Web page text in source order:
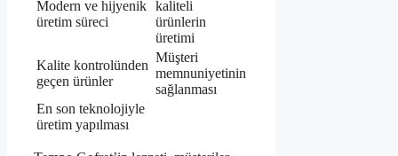
Modern ve hijyenik
üretim süreci
kaliteli
ürünlerin
üretimi
Kalite kontrolünden
geçen ürünler
Müşteri
memnuniyetinin
sağlanması
En son teknolojiyle
üretim yapılması